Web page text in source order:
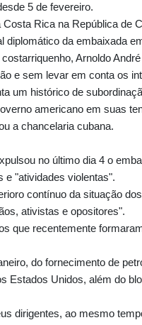
5 de fevereiro.
Rica na República de
diplomático da embaixada
Arnoldo André
e sem levar em conta os
um histórico de
americano em suas
a chancelaria cubana.
no último dia 4 o
e "atividades violentas".
contínuo da situação
ativistas e opositores".
que recentemente
do fornecimento de
Estados Unidos, além do
dirigentes, ao mesmo